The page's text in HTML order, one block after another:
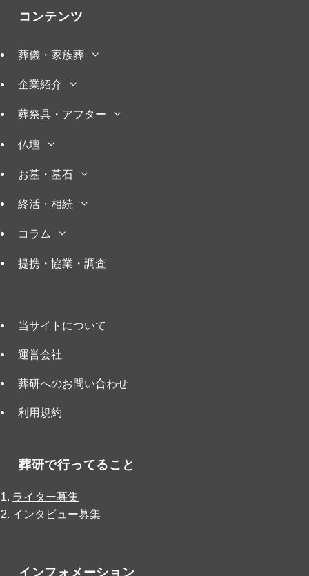
コンテンツ
葬儀・家族葬
企業紹介
葬祭具・アフター
仏壇
お墓・墓石
終活・相続
コラム
提携・協業・調査
当サイトについて
運営会社
葬研へのお問い合わせ
利用規約
葬研で行ってること
ライター募集
インタビュー募集
インフォメーション